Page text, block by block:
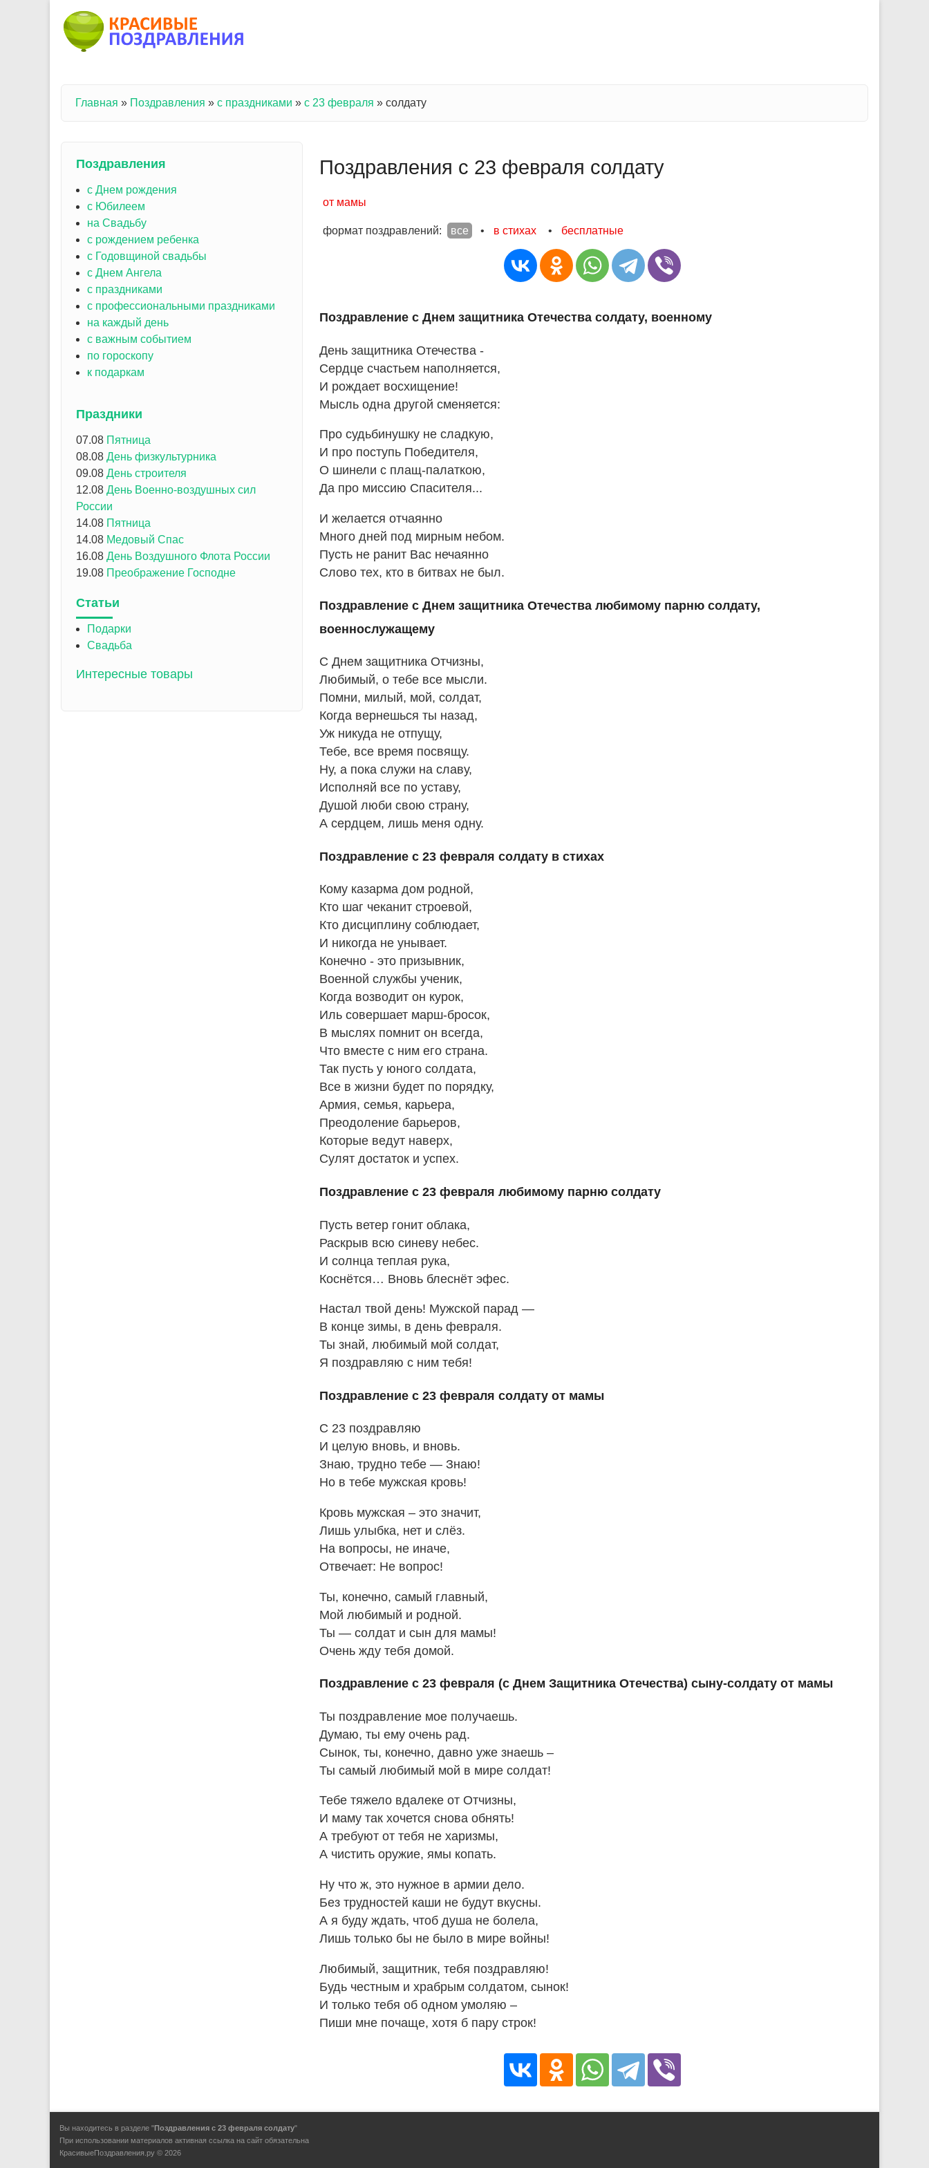
Вы здесь
Главная » Поздравления » с праздниками » с 23 февраля » солдату
Поздравления с 23 февраля солдату
от мамы
формат поздравлений: все • в стихах • бесплатные
Поздравление с Днем защитника Отечества солдату, военному
День защитника Отечества -
Сердце счастьем наполняется,
И рождает восхищение!
Мысль одна другой сменяется:
Про судьбинушку не сладкую,
И про поступь Победителя,
О шинели с плащ-палаткою,
Да про миссию Спасителя...
И желается отчаянно
Много дней под мирным небом.
Пусть не ранит Вас нечаянно
Слово тех, кто в битвах не был.
Поздравление с Днем защитника Отечества любимому парню солдату,
военнослужащему
С Днем защитника Отчизны,
Любимый, о тебе все мысли.
Помни, милый, мой, солдат,
Когда вернешься ты назад,
Уж никуда не отпущу,
Тебе, все время посвящу.
Ну, а пока служи на славу,
Исполняй все по уставу,
Душой люби свою страну,
А сердцем, лишь меня одну.
Поздравление с 23 февраля солдату в стихах
Кому казарма дом родной,
Кто шаг чеканит строевой,
Кто дисциплину соблюдает,
И никогда не унывает.
Конечно - это призывник,
Военной службы ученик,
Когда возводит он курок,
Иль совершает марш-бросок,
В мыслях помнит он всегда,
Что вместе с ним его страна.
Так пусть у юного солдата,
Все в жизни будет по порядку,
Армия, семья, карьера,
Преодоление барьеров,
Которые ведут наверх,
Сулят достаток и успех.
Поздравление с 23 февраля любимому парню солдату
Пусть ветер гонит облака,
Раскрыв всю синеву небес.
И солнца теплая рука,
Коснётся… Вновь блеснёт эфес.
Настал твой день! Мужской парад —
В конце зимы, в день февраля.
Ты знай, любимый мой солдат,
Я поздравляю с ним тебя!
Поздравление с 23 февраля солдату от мамы
С 23 поздравляю
И целую вновь, и вновь.
Знаю, трудно тебе — Знаю!
Но в тебе мужская кровь!
Кровь мужская – это значит,
Лишь улыбка, нет и слёз.
На вопросы, не иначе,
Отвечает: Не вопрос!
Ты, конечно, самый главный,
Мой любимый и родной.
Ты — солдат и сын для мамы!
Очень жду тебя домой.
Поздравление с 23 февраля (с Днем Защитника Отечества) сыну-солдату от мамы
Ты поздравление мое получаешь.
Думаю, ты ему очень рад.
Сынок, ты, конечно, давно уже знаешь –
Ты самый любимый мой в мире солдат!
Тебе тяжело вдалеке от Отчизны,
И маму так хочется снова обнять!
А требуют от тебя не харизмы,
А чистить оружие, ямы копать.
Ну что ж, это нужное в армии дело.
Без трудностей каши не будут вкусны.
А я буду ждать, чтоб душа не болела,
Лишь только бы не было в мире войны!
Любимый, защитник, тебя поздравляю!
Будь честным и храбрым солдатом, сынок!
И только тебя об одном умоляю –
Пиши мне почаще, хотя б пару строк!
Поздравления
с Днем рождения
с Юбилеем
на Свадьбу
с рождением ребенка
с Годовщиной свадьбы
с Днем Ангела
с праздниками
с профессиональными праздниками
на каждый день
с важным событием
по гороскопу
к подаркам
Праздники
07.08 Пятница
08.08 День физкультурника
09.08 День строителя
12.08 День Военно-воздушных сил
России
14.08 Пятница
14.08 Медовый Спас
16.08 День Воздушного Флота России
19.08 Преображение Господне
Статьи
Подарки
Свадьба
Интересные товары
Вы находитесь в разделе "Поздравления с 23 февраля солдату"
При использовании материалов активная ссылка на сайт обязательна
КрасивыеПоздравления.ру © 2026